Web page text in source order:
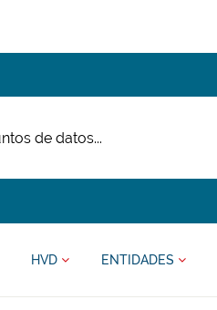
HVD ENTIDADES